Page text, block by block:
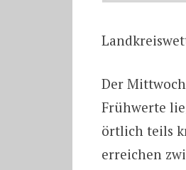
Der
Frühwerte
örtlich teils
erreichen